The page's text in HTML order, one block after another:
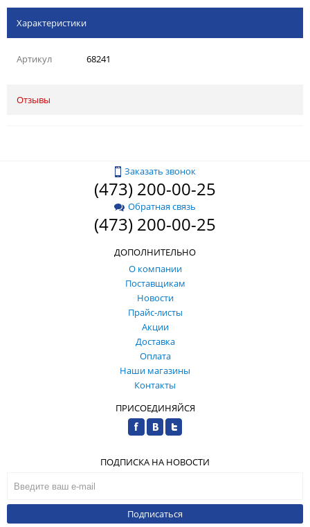
Характеристики
Артикул 68241
Отзывы
Заказать звонок
(473) 200-00-25
Обратная связь
(473) 200-00-25
ДОПОЛНИТЕЛЬНО
О компании
Поставщикам
Новости
Прайс-листы
Акции
Доставка
Оплата
Наши магазины
Контакты
ПРИСОЕДИНЯЙСЯ
ПОДПИСКА НА НОВОСТИ
Подписаться